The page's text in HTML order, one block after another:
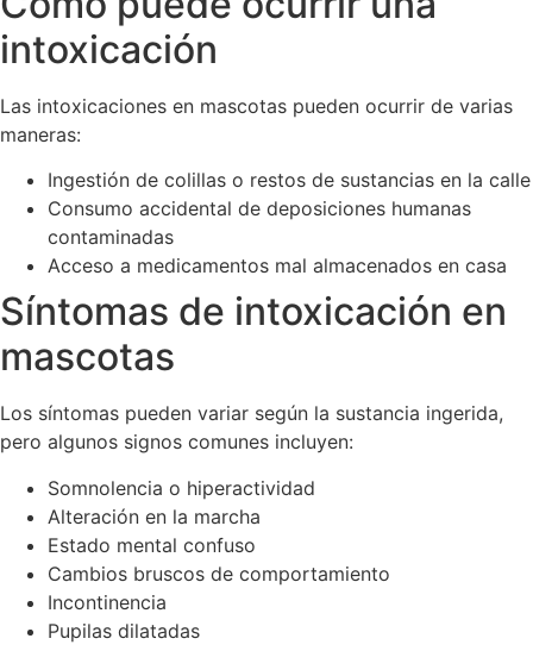
intoxicación
Las intoxicaciones en mascotas pueden ocurrir de varias
maneras:
Ingestión de colillas o restos de sustancias en la calle
Consumo accidental de deposiciones humanas
contaminadas
Acceso a medicamentos mal almacenados en casa
Síntomas de intoxicación en
mascotas
Los síntomas pueden variar según la sustancia ingerida,
pero algunos signos comunes incluyen:
Somnolencia o hiperactividad
Alteración en la marcha
Estado mental confuso
Cambios bruscos de comportamiento
Incontinencia
Pupilas dilatadas